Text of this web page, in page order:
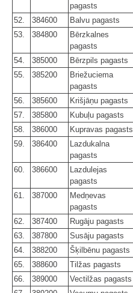
pagasts
52. 384600 Balvu pagasts
53.
384800
Bērzkalnes
pagasts
54. 385000 Bērzpils pagasts
55.
385200
Briežuciema
pagasts
56. 385600 Krišjāņu pagasts
57.
385800 Kubuļu pagasts
58.
386000 Kupravas pagasts
59.
386400
Lazdukalna
pagasts
60. 386600
Lazdulejas
pagasts
61. 387000
Medņevas
pagasts
62. 387400 Rugāju pagasts
63.
387800 Susāju pagasts
64.
388200 Šķilbēnu pagasts
65.
388600 Tilžas pagasts
66.
389000 Vectilžas pagasts